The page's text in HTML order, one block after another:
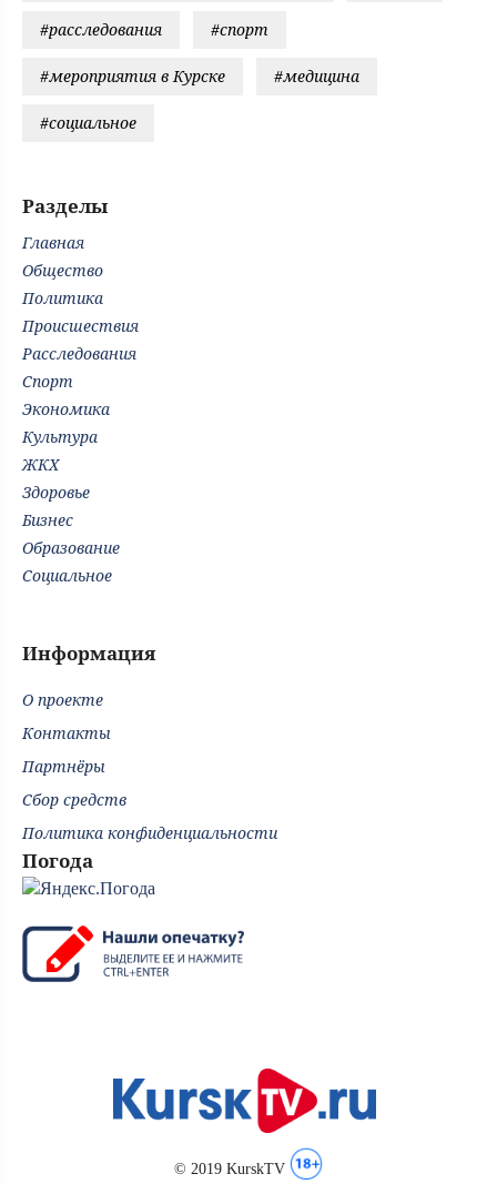
#расследования #спорт
#мероприятия в Курске #медицина
#социальное
Разделы
Главная
Общество
Политика
Происшествия
Расследования
Спорт
Экономика
Культура
ЖКХ
Здоровье
Бизнес
Образование
Социальное
Информация
О проекте
Контакты
Партнёры
Сбор средств
Политика конфиденциальности
Погода
© 2019 KurskTV